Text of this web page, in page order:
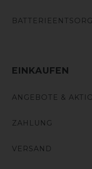
EINKAUFEN
ANGEBOTE &
ZAHLUNG
VERSAND